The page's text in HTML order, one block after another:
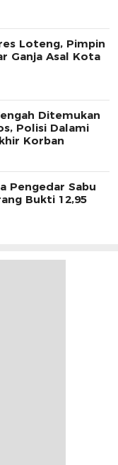
Loteng, Pimpin
Ganja Asal Kota
Ditemukan
Polisi Dalami
Korban
Pengedar Sabu
Bukti 12,95